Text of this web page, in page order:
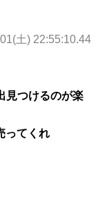
土) 22:55:10.44
見つけるのが楽
ってくれ